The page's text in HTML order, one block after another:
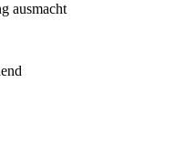
ausmacht